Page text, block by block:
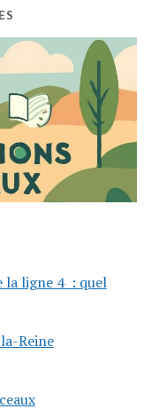
la ligne 4 : quel
Reine